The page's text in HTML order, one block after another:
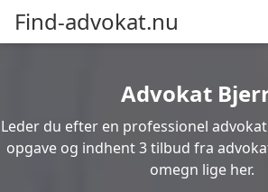
Find-advokat.nu
Advokat
Leder du efter en professionel
opgave og indhent 3 tilbud fra
omegn lige her.